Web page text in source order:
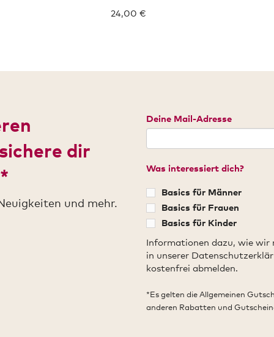
24,00 €
dir
und mehr.
Deine Mail-Adresse
Was interessiert dich?
Basics für Männer
Basics für Frauen
Basics für Kinder
Informationen dazu, wie wir
in unserer
kostenfrei abmelden.
*Es gelten die Allgemeinen
anderen Rabatten und